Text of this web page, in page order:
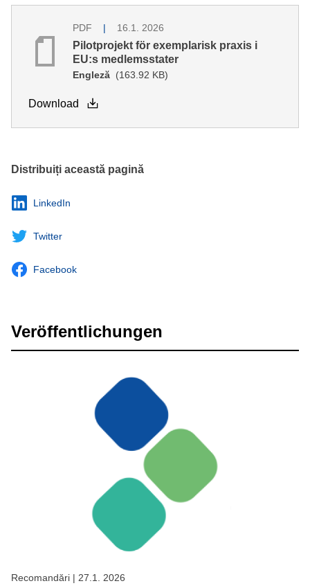
PDF 16.1. 2026
Pilotprojekt för exemplarisk praxis i
EU:s medlemsstater
Engleză (163.92 KB)
Download
Distribuiți această pagină
LinkedIn
Twitter
Facebook
Veröffentlichungen
Recomandări | 27.1. 2026